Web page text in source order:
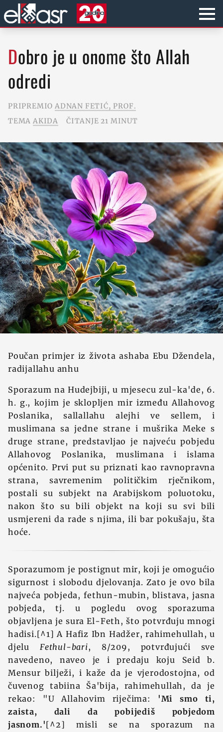
Dobro je u onome što Allah
odredi
PRIPREMIO ADNAN FETIĆ, PROF.
TEMA AKIDA ČITANJE 21 MINUT
Poučan primjer iz života ashaba Ebu Džendela,
radijallahu anhu
Sporazum na Hudejbiji, u mjesecu zul-ka'de, 6.
h. g., kojim je sklopljen mir između Allahovog
Poslanika, sallallahu alejhi ve sellem, i
muslimana sa jedne strane i mušrika Meke s
druge strane, predstavljao je najveću pobjedu
Allahovog Poslanika, muslimana i islama
općenito. Prvi put su priznati kao ravnopravna
strana, savremenim političkim rječnikom,
postali su subjekt na Arabijskom poluotoku,
nakon što su bili objekt na koji su svi bili
usmjereni da rade s njima, ili bar pokušaju, šta
hoće.
Sporazumom je postignut mir, koji je omogućio
sigurnost i slobodu djelovanja. Zato je ovo bila
najveća pobjeda, fethun-mubin, blistava, jasna
pobjeda, tj. u pogledu ovog sporazuma
objavljena je sura El-Feth, što potvrđuju mnogi
hadisi.[^1] A Hafiz Ibn Hadžer, rahimehullah, u
djeluFethul-bari, 8/209, potvrđujući sve
navedeno, naveo je i predaju koju Seid b.
Mensur bilježi, i kaže da je vjerodostojna, od
čuvenog tabiina Ša'bija, rahimehullah, da je
rekao: "U Allahovim riječima: 'Mi smo ti,
zaista, dali da pobijediš pobjedom
jasnom.'[^2] misli se na sporazum na